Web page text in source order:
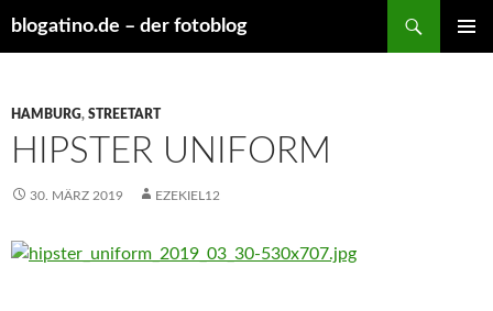
blogatino.de – der fotoblog
HAMBURG, STREETART
HIPSTER UNIFORM
30. MÄRZ 2019 EZEKIEL12